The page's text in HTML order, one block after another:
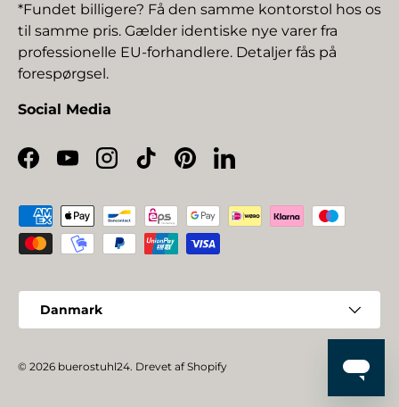
*Fundet billigere? Få den samme kontorstol hos os
til samme pris. Gælder identiske nye varer fra
professionelle EU-forhandlere. Detaljer fås på
forespørgsel.
Social Media
Facebook
YouTubeInstagram
TikTokPinterestLinkedIn
Betalingsmetoder
Danmark
© 2026 buerostuhl24. Drevet af Shopify